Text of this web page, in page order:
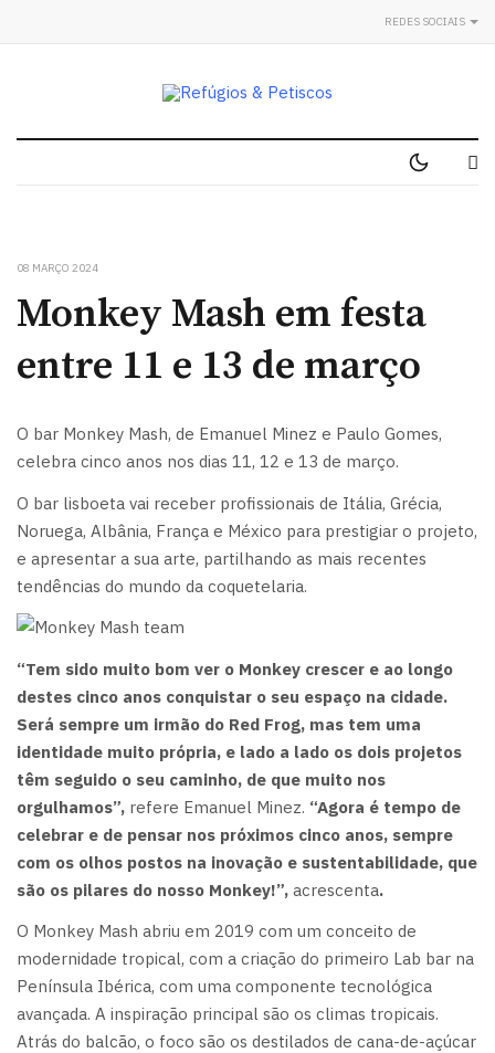
REDES SOCIAIS
08 MARÇO 2024
Monkey Mash em festa
entre 11 e 13 de março
O bar Monkey Mash, de Emanuel Minez e Paulo Gomes,
celebra cinco anos nos dias 11, 12 e 13 de março.
O bar lisboeta vai receber profissionais de Itália, Grécia,
Noruega, Albânia, França e México para prestigiar o projeto,
e apresentar a sua arte, partilhando as mais recentes
tendências do mundo da coquetelaria.
“Tem sido muito bom ver o Monkey crescer e ao longo
destes cinco anos conquistar o seu espaço na cidade.
Será sempre um irmão do Red Frog, mas tem uma
identidade muito própria, e lado a lado os dois projetos
têm seguido o seu caminho, de que muito nos
orgulhamos”, refere Emanuel Minez. “Agora é tempo de
celebrar e de pensar nos próximos cinco anos, sempre
com os olhos postos na inovação e sustentabilidade, que
são os pilares do nosso Monkey!”, acrescenta.
O Monkey Mash abriu em 2019 com um conceito de
modernidade tropical, com a criação do primeiro Lab bar na
Península Ibérica, com uma componente tecnológica
avançada. A inspiração principal são os climas tropicais.
Atrás do balcão, o foco são os destilados de cana-de-açúcar